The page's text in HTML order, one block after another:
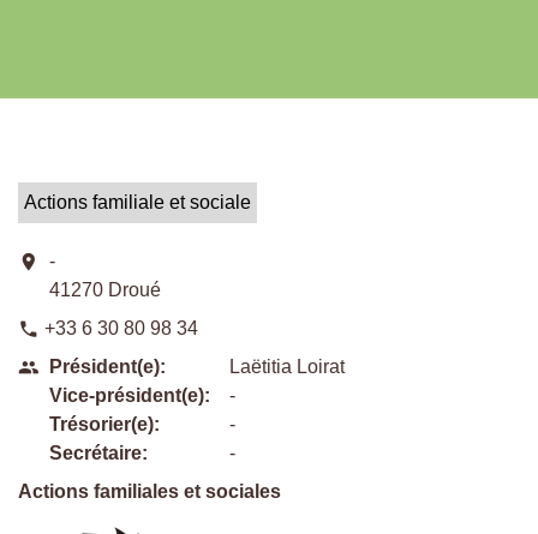
Actions familiale et sociale
location_on
-
41270 Droué
phone +33 6 30 80 98 34
people
Président(e):
Vice-président(e):
Trésorier(e):
Secrétaire:
Laëtitia Loirat
-
-
-
Actions familiales et sociales